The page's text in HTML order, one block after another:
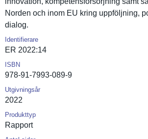
Norden och inom EU kring uppföljnin­g,
dialog.
Identifierare
ER 2022:14
ISBN
978-91-7993-089-9
Utgivningsår
2022
Produkttyp
Rapport